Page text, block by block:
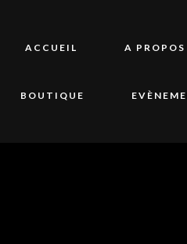
ACCUEIL A PROPOS
BOUTIQUE